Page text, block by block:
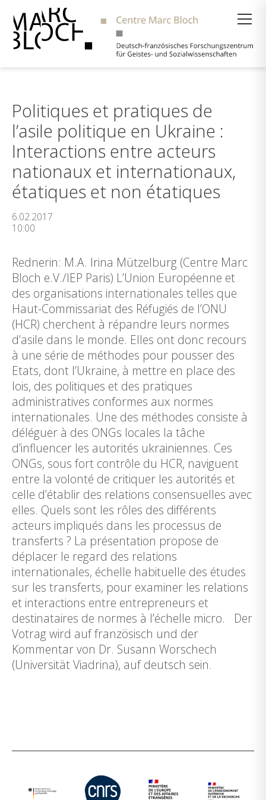
Politiques et pratiques de
l’asile politique en Ukraine :
Interactions entre acteurs
nationaux et internationaux,
étatiques et non étatiques
6.02.2017
10:00
Rednerin: M.A. Irina Mützelburg (Centre Marc
Bloch e.V./IEP Paris) L’Union Européenne et
des organisations internationales telles que
Haut-Commissariat des Réfugiés de l’ONU
(HCR) cherchent à répandre leurs normes
d’asile dans le monde. Elles ont donc recours
à une série de méthodes pour pousser des
Etats, dont l’Ukraine, à mettre en place des
lois, des politiques et des pratiques
administratives conformes aux normes
internationales. Une des méthodes consiste à
déléguer à des ONGs locales la tâche
d’influencer les autorités ukrainiennes. Ces
ONGs, sous fort contrôle du HCR, naviguent
entre la volonté de critiquer les autorités et
celle d’établir des relations consensuelles avec
elles. Quels sont les rôles des différents
acteurs impliqués dans les processus de
transferts ? La présentation propose de
déplacer le regard des relations
internationales, échelle habituelle des études
sur les transferts, pour examiner les relations
et interactions entre entrepreneurs et
destinataires de normes à l’échelle micro. Der
Votrag wird auf französisch und der
Kommentar von Dr. Susann Worschech
(Universität Viadrina), auf deutsch sein.